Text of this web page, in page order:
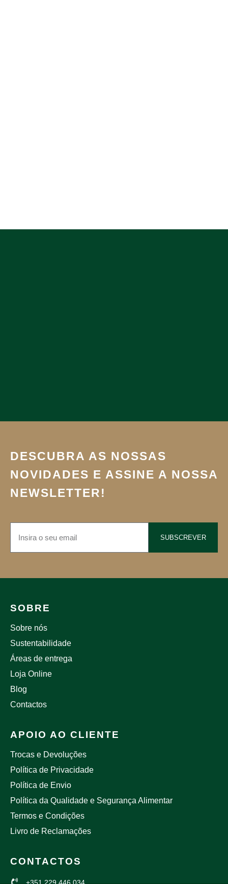
DESCUBRA AS NOSSAS
NOVIDADES E ASSINE A NOSSA
NEWSLETTER!
SUBSCREVER
SOBRE
Sobre nós
Sustentabilidade
Áreas de entrega
Loja Online
Blog
Contactos
APOIO AO CLIENTE
Trocas e Devoluções
Política de Privacidade
Política de Envio
Política da Qualidade e Segurança Alimentar
Termos e Condições
Livro de Reclamações
CONTACTOS